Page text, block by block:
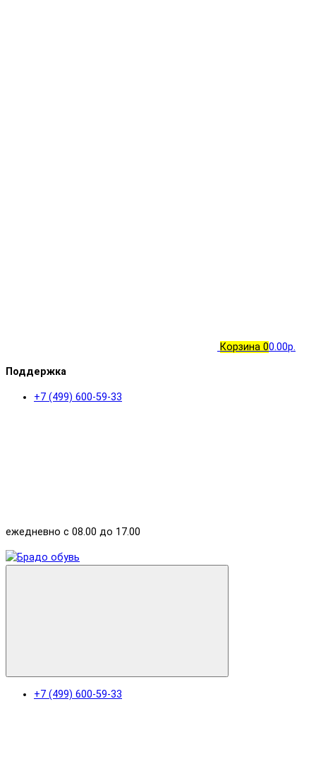
Корзина 00.00р.
Поддержка
+7 (499) 600-59-33
ежедневно с 08.00 до 17.00
+7 (499) 600-59-33